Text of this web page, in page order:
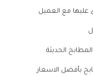
عليها مع العميل
الحديثة
بأفضل الاسعار